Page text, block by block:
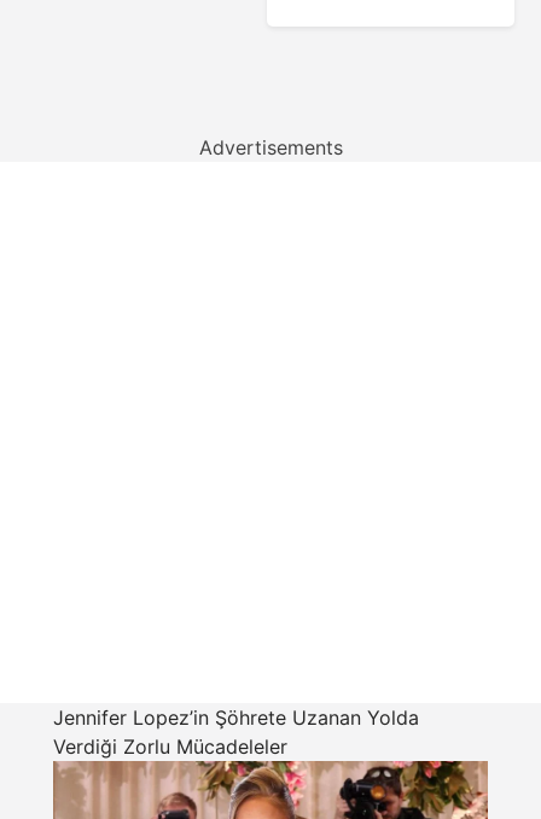
Advertisements
Jennifer Lopez’in Şöhrete Uzanan Yolda
Verdiği Zorlu Mücadeleler